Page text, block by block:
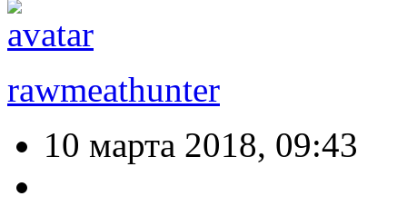
rawmeathunter
10 марта 2018, 09:43